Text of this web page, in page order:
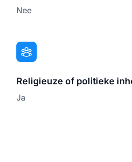
Nee
Religieuze of politieke
Ja